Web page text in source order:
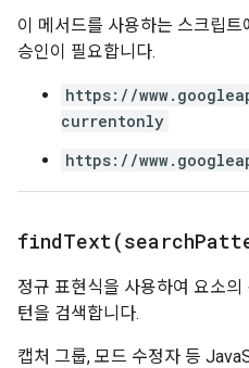
이 메서드를 사용하는 스크립트
승인이 필요합니다.
https://
currentonly
https://
findText(search
정규 표현식을 사용하여 요소
턴을 검색합니다.
캡처 그룹, 모드 수정자 등